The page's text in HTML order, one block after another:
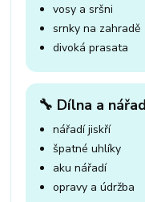
vosy a sršni
srnky na zahradě
divoká prasata
🔧 Dílna a
nářadí jiskří
špatné uhlíky
aku nářadí
opravy a údržba